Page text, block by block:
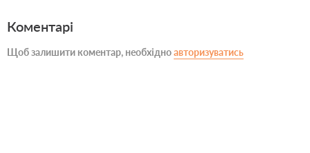
Коментарі
Щоб залишити коментар, необхідноавторизуватись